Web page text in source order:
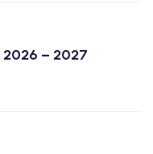
– 2027